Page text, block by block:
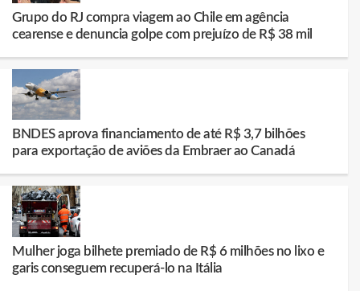
Grupo do RJ compra viagem ao Chile em agência
cearense e denuncia golpe com prejuízo de R$ 38 mil
BNDES aprova financiamento de até R$ 3,7 bilhões
para exportação de aviões da Embraer ao Canadá
Mulher joga bilhete premiado de R$ 6 milhões no lixo e
garis conseguem recuperá-lo na Itália